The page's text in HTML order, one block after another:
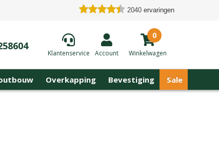
2040 ervaringen
Klantenservice Account
0
Winkelwagen
Overkapping Bevestiging Sale